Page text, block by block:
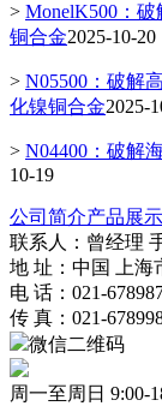
> MonelK500：
铜合金2025-10-20
> N05500：破解
化镍铜合金2025-
> N04400：破解
10-19
公司简介产品展示
联系人：曾经理
地 址：中国 上海
电 话：021-
传 真：021-
微信二维码
周一至周日 9:00-